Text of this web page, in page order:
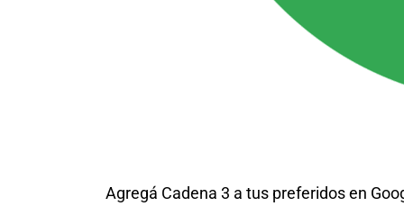
Agregá Cadena 3 a tus preferidos en